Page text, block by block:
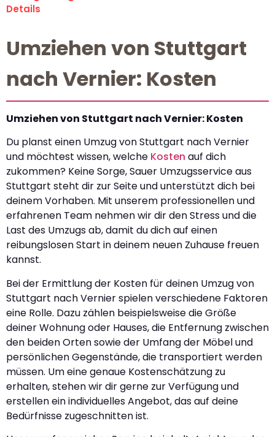
Details
Umziehen von Stuttgart
nach Vernier: Kosten
Umziehen von Stuttgart nach Vernier: Kosten
Du planst einen Umzug von Stuttgart nach Vernier
und möchtest wissen, welche Kosten auf dich
zukommen? Keine Sorge, Sauer Umzugsservice aus
Stuttgart steht dir zur Seite und unterstützt dich bei
deinem Vorhaben. Mit unserem professionellen und
erfahrenen Team nehmen wir dir den Stress und die
Last des Umzugs ab, damit du dich auf einen
reibungslosen Start in deinem neuen Zuhause freuen
kannst.
Bei der Ermittlung der Kosten für deinen Umzug von
Stuttgart nach Vernier spielen verschiedene Faktoren
eine Rolle. Dazu zählen beispielsweise die Größe
deiner Wohnung oder Hauses, die Entfernung zwischen
den beiden Orten sowie der Umfang der Möbel und
persönlichen Gegenstände, die transportiert werden
müssen. Um eine genaue Kostenschätzung zu
erhalten, stehen wir dir gerne zur Verfügung und
erstellen ein individuelles Angebot, das auf deine
Bedürfnisse zugeschnitten ist.